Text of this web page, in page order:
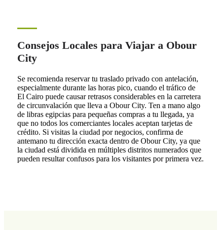
Consejos Locales para Viajar a Obour
City
Se recomienda reservar tu traslado privado con antelación,
especialmente durante las horas pico, cuando el tráfico de
El Cairo puede causar retrasos considerables en la carretera
de circunvalación que lleva a Obour City. Ten a mano algo
de libras egipcias para pequeñas compras a tu llegada, ya
que no todos los comerciantes locales aceptan tarjetas de
crédito. Si visitas la ciudad por negocios, confirma de
antemano tu dirección exacta dentro de Obour City, ya que
la ciudad está dividida en múltiples distritos numerados que
pueden resultar confusos para los visitantes por primera vez.